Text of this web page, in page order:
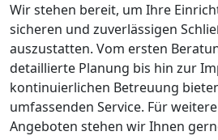
Wir stehen bereit, um Ihre
sicheren und zuverlässigen
auszustatten. Vom ersten
detaillierte Planung bis hin zur
kontinuierlichen Betreuung
umfassenden Service. Für
Angeboten stehen wir Ihnen